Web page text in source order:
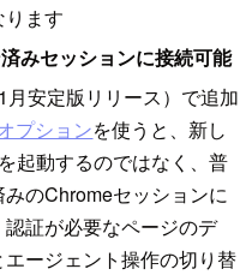
ます
みセッションに接続可能
安定版リリース）で追加
プションを使うと、新し
起動するのではなく、普
のChromeセッションに
証が必要なページのデ
ージェント操作の切り替